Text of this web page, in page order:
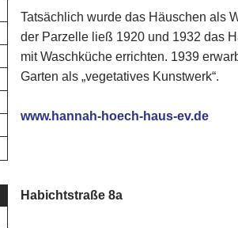
Tatsächlich wurde das Häuschen als
der Parzelle ließ 1920 und 1932 das
mit Waschküche errichten. 1939
Garten als „vegetatives Kunstwerk“.
www.hannah-hoech-haus-ev.de
Habichtstraße 8a